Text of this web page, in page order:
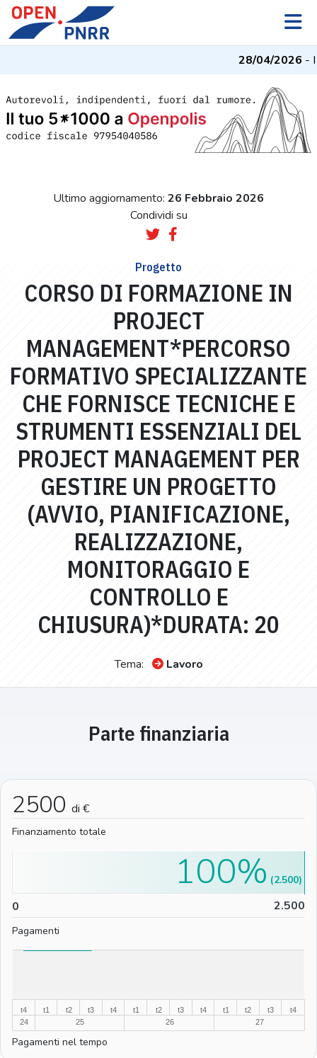
28/04/2026- I
Ultimo aggiornamento: 26 Febbraio 2026
Condividi su
Progetto
CORSO DI FORMAZIONE IN
PROJECT
MANAGEMENT*PERCORSO
FORMATIVO SPECIALIZZANTE
CHE FORNISCE TECNICHE E
STRUMENTI ESSENZIALI DEL
PROJECT MANAGEMENT PER
GESTIRE UN PROGETTO
(AVVIO, PIANIFICAZIONE,
REALIZZAZIONE,
MONITORAGGIO E
CONTROLLO E
CHIUSURA)*DURATA: 20
Tema: Lavoro
Parte finanziaria
2500 di €
Finanziamento totale
0 2.500
100% (2.500)
Pagamenti
t4
24
t1
25
t2 t3 t4
t1
26
t2 t3 t4
t1
27
t2 t3 t4
Pagamenti nel tempo